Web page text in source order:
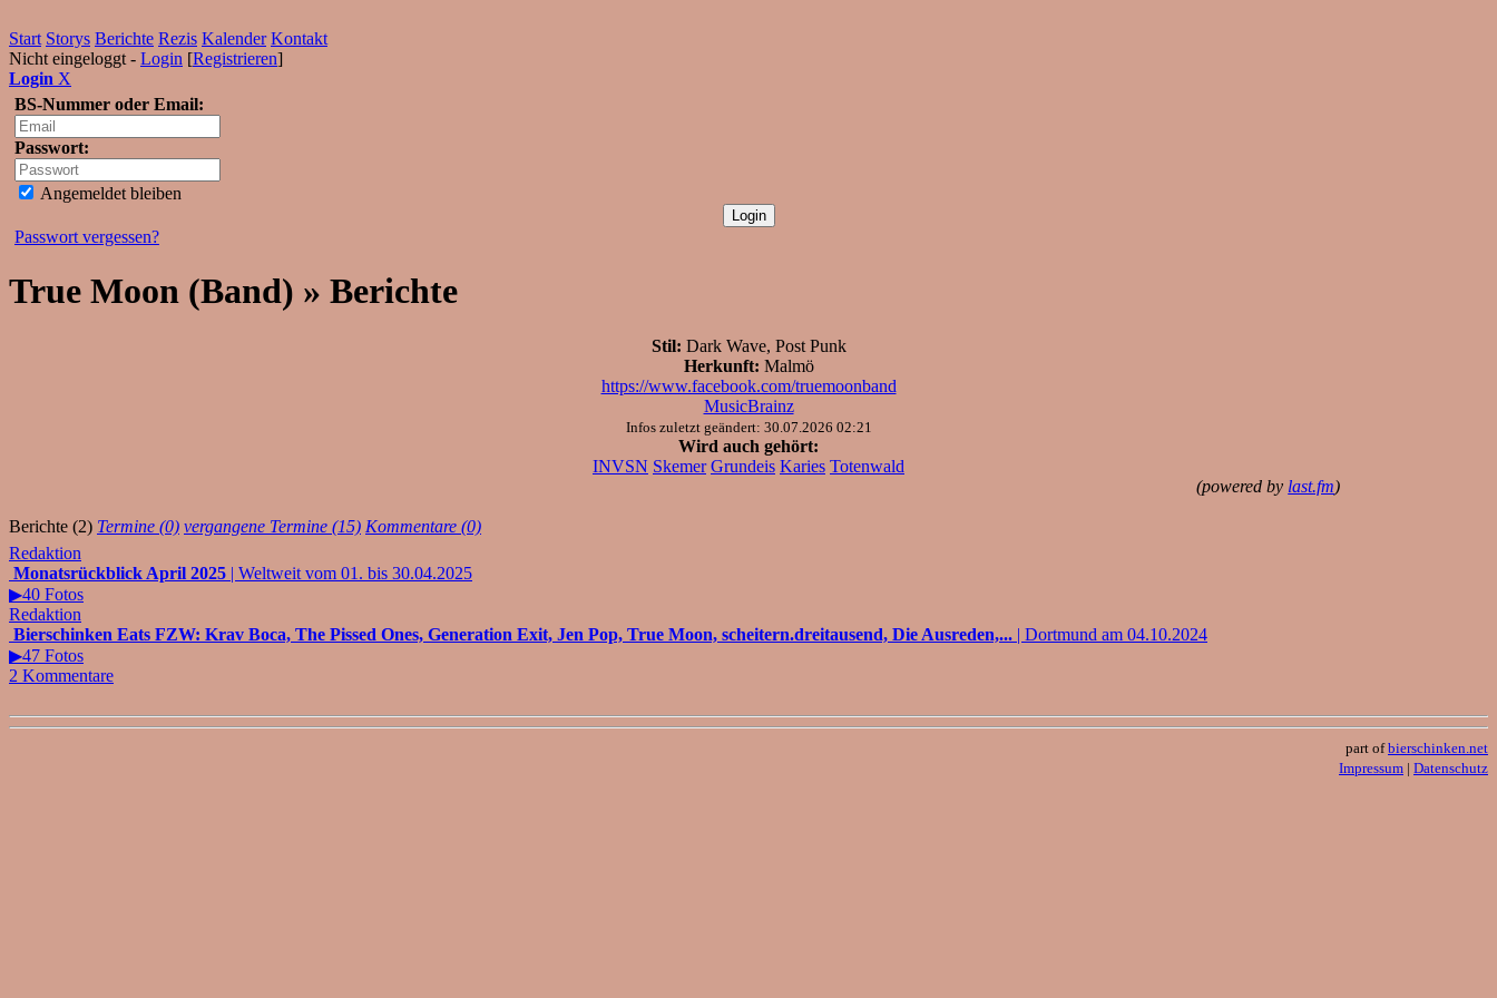
Start Storys Berichte Rezis Kalender Kontakt
Nicht eingeloggt - Login [Registrieren]
Login X
BS-Nummer oder Email:
Passwort:
Angemeldet bleiben
Passwort vergessen?
True Moon (Band) » Berichte
Stil: Dark Wave, Post Punk
Herkunft: Malmö
https://www.facebook.com/truemoonband
MusicBrainz
Infos zuletzt geändert: 30.07.2026 02:21
Wird auch gehört:
INVSN Skemer Grundeis Karies Totenwald
(powered by last.fm)
Berichte (2) Termine (0) vergangene Termine (15) Kommentare (0)
Redaktion
Monatsrückblick April 2025 | Weltweit vom 01. bis 30.04.2025
▶40 Fotos
Redaktion
Bierschinken Eats FZW: Krav Boca, The Pissed Ones, Generation Exit, Jen Pop, True Moon, scheitern.dreitausend, Die Ausreden,... | Dortmund am 04.10.2024
▶47 Fotos
2 Kommentare
part ofbierschinken.net
Impressum | Datenschutz